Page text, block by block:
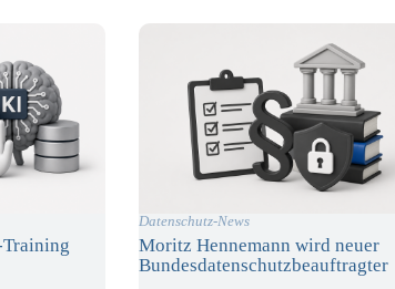
Datenschutz-News
Moritz Hennemann wird neuer
Bundesdatenschutzbeauftragter